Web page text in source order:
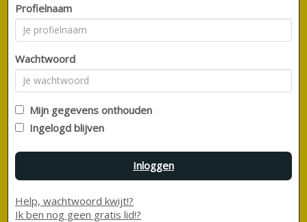
Profielnaam
Wachtwoord
Mijn gegevens onthouden
Ingelogd blijven
Inloggen
Help, wachtwoord kwijt!?
Ik ben nog geen gratis lid!?